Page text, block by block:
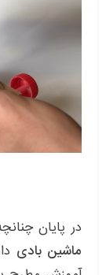
در پایان
ماشین بادی